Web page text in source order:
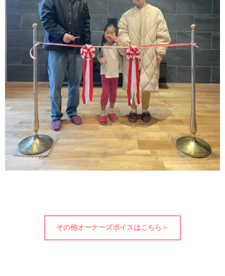
その他オーナーズボイスはこちら＞